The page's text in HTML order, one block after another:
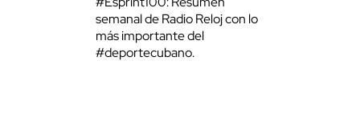
semanal de Radio Reloj con lo
más importante del
#deportecubano.